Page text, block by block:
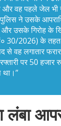
और वह पहले जेल भी
ने उसके
उसके गिरोह के
30/2026) के तहत
से वह लगातार
पर 50 हजार
था ।”
लंबा